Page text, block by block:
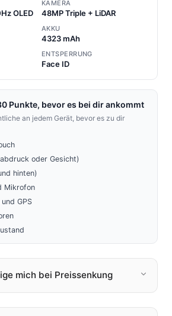
OLED
KAMERA
48MP Triple + LiDAR
AKKU
4323 mAh
ENTSPERRUNG
Face ID
Punkte, bevor es bei dir ankommt
an jedem Gerät, bevor es zu dir
oder Gesicht)
hinten)
Mikrofon
GPS
mich bei Preissenkung